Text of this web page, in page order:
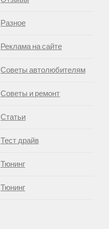
Разное
Реклама на сайте
Советы автолюбителям
Советы и ремонт
Статьи
Тест драйв
Тюнинг
Тюнинг